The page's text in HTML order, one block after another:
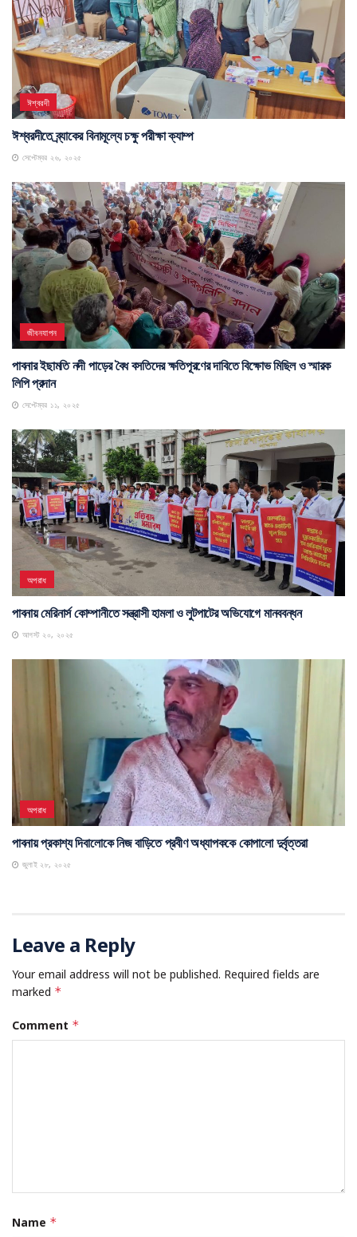
ঈশ্বরদী
ঈশ্বরদীতে ব্র্যাকের বিনামূল্যে চক্ষু পরীক্ষা ক্যাম্প
সেপ্টেম্বর ২৬, ২০২৫
জীবনযাপন
পাবনার ইছামতি নদী পাড়ের বৈধ বসতিদের ক্ষতিপূরণের দাবিতে বিক্ষোভ মিছিল ও স্মারক
লিপি প্রদান
সেপ্টেম্বর ১১, ২০২৫
অপরাধ
পাবনায় মেরিনার্স কোম্পানীতে সন্ত্রাসী হামলা ও লুটপাটের অভিযোগে মানববন্ধন
আগস্ট ২০, ২০২৫
অপরাধ
পাবনায় প্রকাশ্য দিবালোকে নিজ বাড়িতে প্রবীণ অধ্যাপককে কোপালো দুর্বৃত্তরা
জুলাই ২৮, ২০২৫
Leave a Reply
Your email address will not be published. Required fields are
marked *
Comment *
Name *